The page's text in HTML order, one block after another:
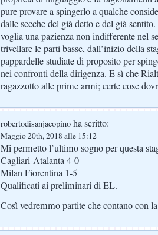
pure provare a spingerlo a qualche
dalle secche del già detto e del già
voglia una pazienza non indifferente nel
trivellare le parti basse, dall’inizio della
pappardelle studiate di proposito per
nei confronti della dirigenza. E sì che
ragazzotto alle prime armi; certe cose
robertodisanjacopino ha scritto:
Maggio 20th, 2018 alle 15:12
Mi permetto l’ultimo sogno per questa
Cagliari-Atalanta 4-0
Milan Fiorentina 1-5
Qualificati ai preliminari di EL.
Così vedremmo partite che contano con